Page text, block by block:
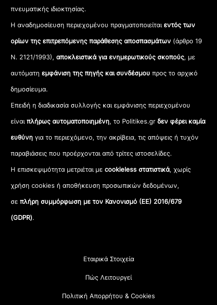
πνευματικής ιδιοκτησίας.
Η αναδημοσίευση περιεχομένου πραγματοποιείταιεντός των
ορίων της επιτρεπόμενης παράθεσης αποσπασμάτων (άρθρο 19
Ν. 2121/1993), αποκλειστικά για ενημερωτικούς σκοπούς, με
αυτόματηεμφάνιση της πηγής και συνδέσμου προς το αρχικό
δημοσίευμα.
Επειδή η διαδικασία συλλογής και εμφάνισης περιεχομένου
είναιπλήρως αυτοματοποιημένη, το Politikes.grδεν φέρει καμία
ευθύνη για το περιεχόμενο, την ακρίβεια, τις απόψεις ή τυχόν
παραβιάσεις που προέρχονται από τρίτες ιστοσελίδες.
Η επισκεψιμότητα μετριέται μεcookieless στατιστικά, χωρίς
χρήση cookies ή αποθήκευση προσωπικών δεδομένων,
σεπλήρη συμμόρφωση με τον Κανονισμό (ΕΕ) 2016/679
(GDPR).
Εταιρικά Στοιχεία
Πώς Λειτουργεί
Πολιτική Απορρήτου & Cookies